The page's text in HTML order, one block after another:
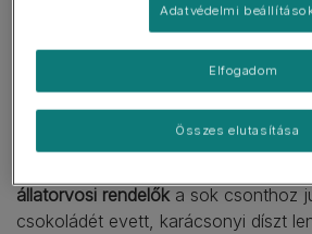
De mi a helyzet a
ételeinkkel, vagy
maradékaival?
állatorvosi rendelőka sok csonthoz
csokoládét evett, karácsonyi díszt
Adatvédelmi
Összes elutasítása
Elfogadom